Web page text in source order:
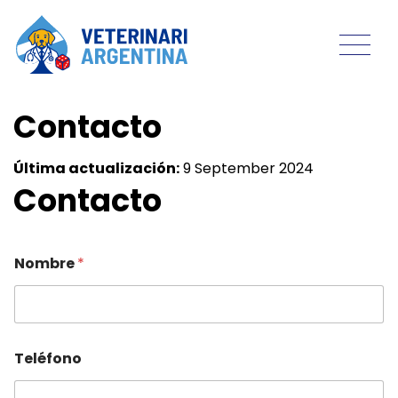
Contacto
Última actualización:9 September 2024
Contacto
Nombre*
Teléfono